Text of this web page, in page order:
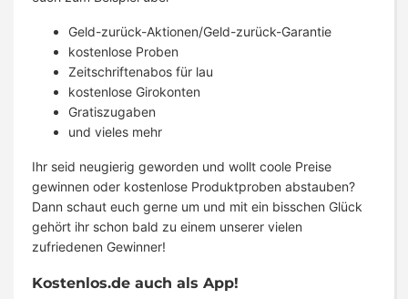
Geld-zurück-Aktionen/Geld-zurück-Garantie
kostenlose Proben
Zeitschriftenabos für lau
kostenlose Girokonten
Gratiszugaben
und vieles mehr
Ihr seid neugierig geworden und wollt coole Preise
gewinnen oder kostenlose Produktproben abstauben?
Dann schaut euch gerne um und mit ein bisschen Glück
gehört ihr schon bald zu einem unserer vielen
zufriedenen Gewinner!
Kostenlos.de auch als App!